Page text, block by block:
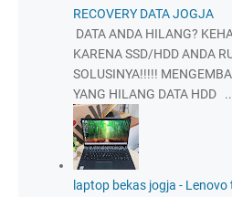
RECOVERY DATA JOGJA
DATA ANDA HILANG?
KARENA SSD/HDD ANDA
SOLUSINYA!!!!!
YANG HILANG DATA HDD
laptop bekas jogja -